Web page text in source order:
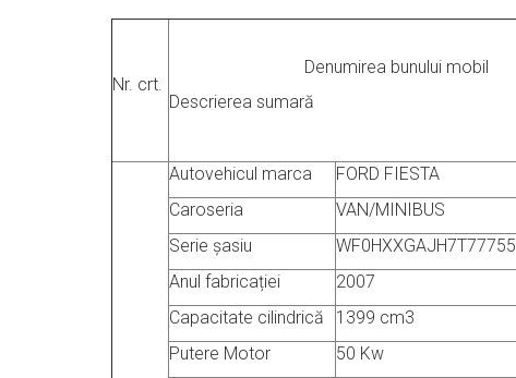
Nr. crt.
Denumirea bunului mobil
Descrierea sumară
Autovehicul marca FORD FIESTA
Caroseria
VAN/MINIBUS
Serie șasiu
WF0HXXGAJH7T77755
Anul fabricației
2007
Capacitate cilindrică
1399 cm3
Putere Motor
50 Kw